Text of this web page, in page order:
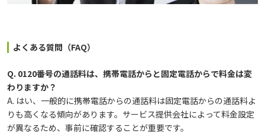
よくある質問（FAQ）
Q. 0120番号の通話料は、携帯電話からと固定電話からで料金は変
わりますか？
A. はい、一般的に携帯電話からの通話料は固定電話からの通話料よ
りも高くなる傾向があります。サービス提供会社によって料金設定
が異なるため、事前に確認することが重要です。